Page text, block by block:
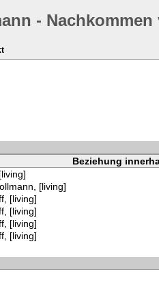
-
Beziehung
[living]
[living]
[living]
[living]
[living]